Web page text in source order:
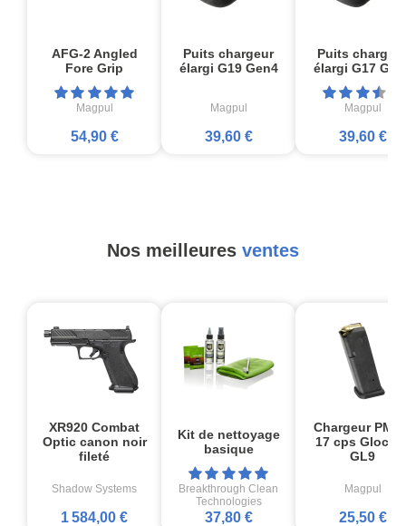
AFG-2 Angled
Fore Grip
Magpul
54,90 €
Puits chargeur
élargi G19 Gen4
Magpul
39,60 €
Puits
élargi G17
Magpul
39,60 €
Nos meilleures ventes
XR920 Combat
Optic canon noir
fileté
Shadow Systems
1 584,00 €
Kit de nettoyage
basique
Breakthrough Clean
Technologies
37,80 €
Chargeur
17 cps
GL9
Magpul
25,50 €